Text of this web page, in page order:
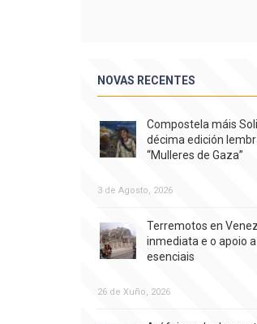
NOVAS RECENTES
Compostela máis
décima edición
“Mulleres de Gaza”
3 de Agosto, 2026
Terremotos en
inmediata e o apoio
esenciais
26 de Xuño, 2026